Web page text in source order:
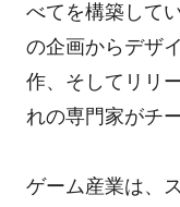
べてを構築して
の企画からデザ
作、そしてリリ
れの専門家がチ
ゲーム産業は、